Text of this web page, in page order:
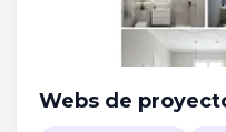
Webs de